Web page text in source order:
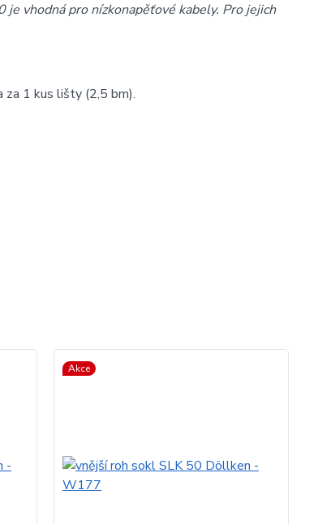
je vhodná pro nízkonapěťové kabely. Pro jejich
1 kus lišty (2,5 bm).
Akce